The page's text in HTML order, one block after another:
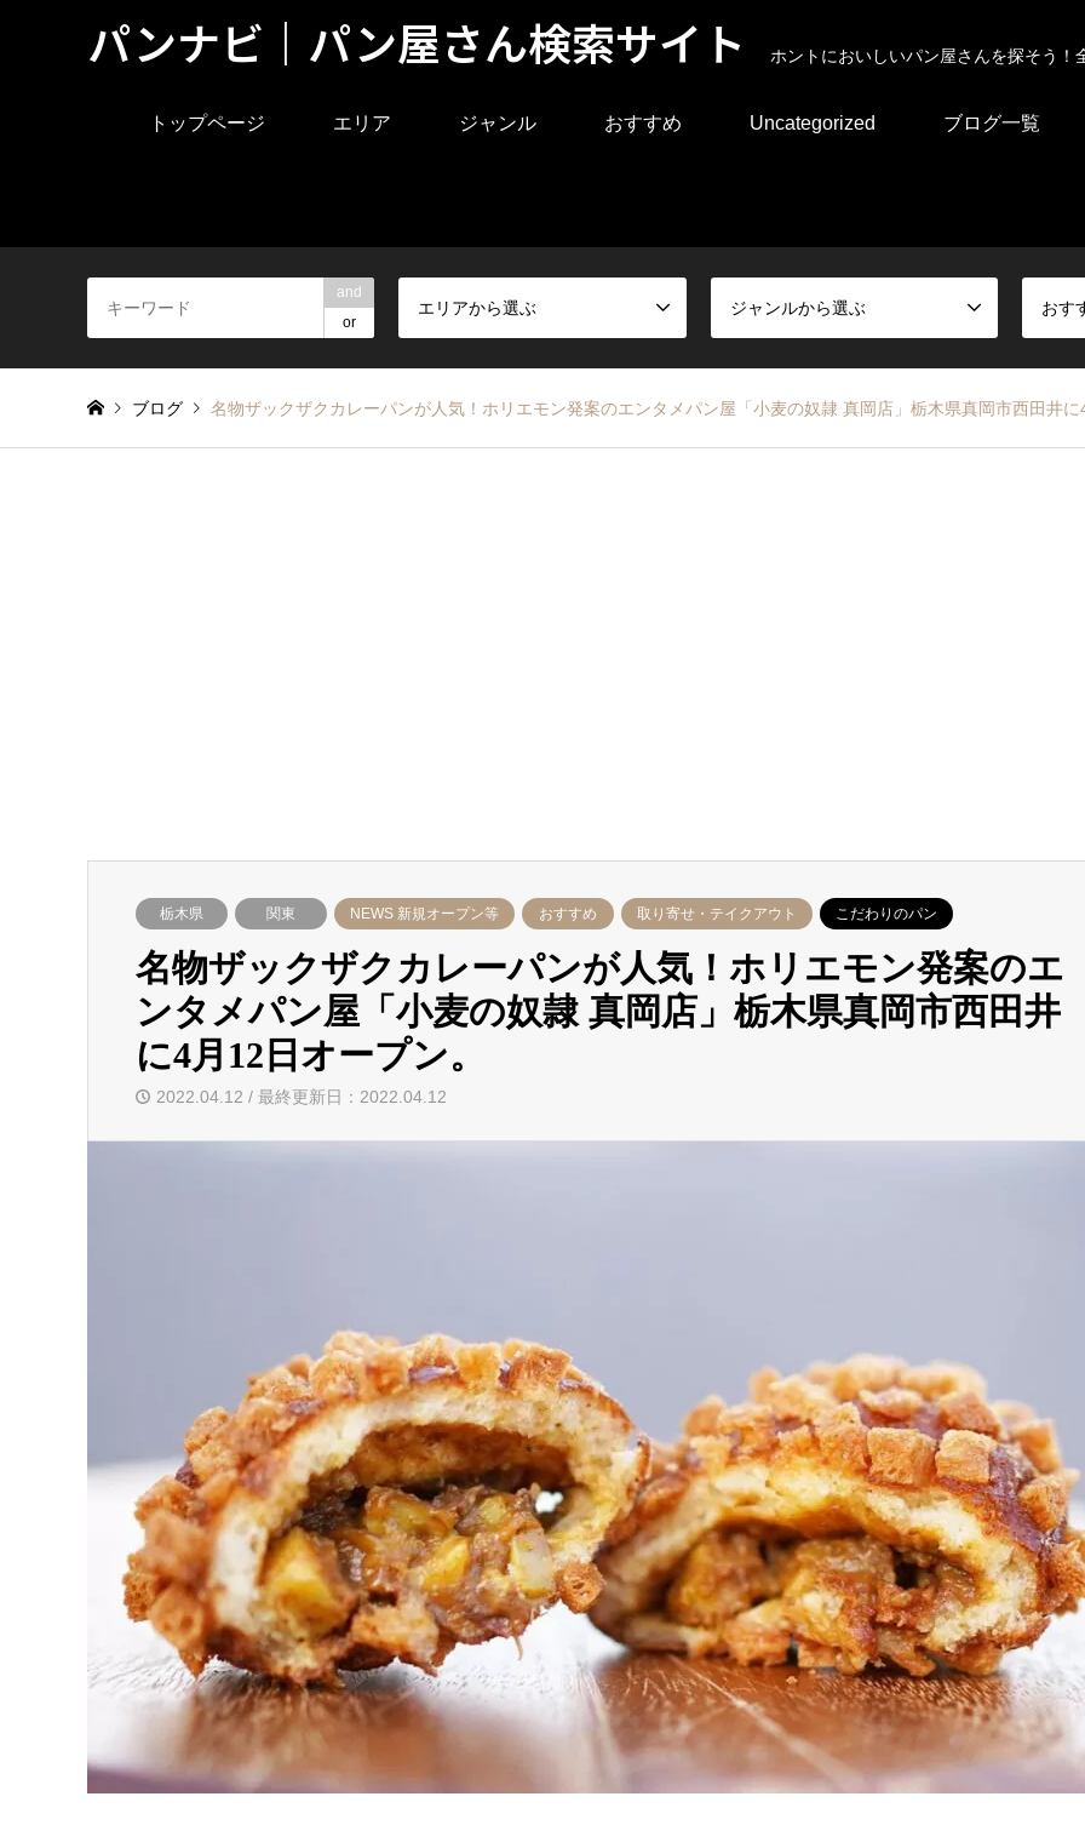
パンナビ｜パン屋さん検索サイト ホントにおいしいパン屋さんを探そう
トップページ エリア ジャンル おすすめ Uncategorized ブログ一覧
and
or
エリアから選ぶ ジャンルから選ぶ おす
ブログ 名物ザックザクカレーパンが人気！ホリエモン発案のエンタメパン屋「小⻨の奴隷 真岡店」栃木県真岡市西田井
栃木県 関東 NEWS 新規オープン等 おすすめ 取り寄せ・テイクアウト こだわりのパン
名物ザックザクカレーパンが人気！ホリエモン発案のエ
ンタメパン屋「小⻨の奴隷 真岡店」栃木県真岡市西田井
に4月12日オープン。
2022.04.12 / 最終更新日：2022.04.12